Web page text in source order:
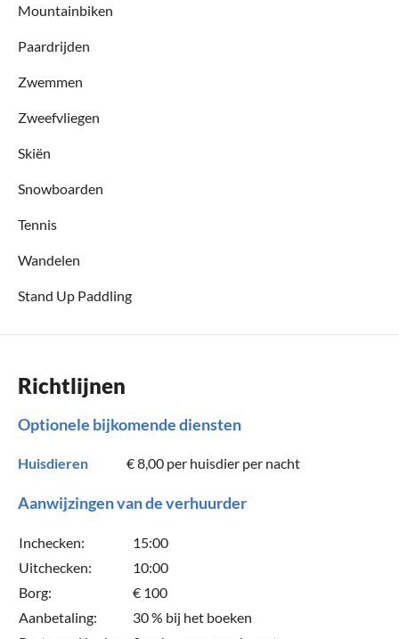
Mountainbiken
Paardrijden
Zwemmen
Zweefvliegen
Skiën
Snowboarden
Tennis
Wandelen
Stand Up Paddling
Richtlijnen
Optionele bijkomende diensten
Huisdieren € 8,00 per huisdier per nacht
Aanwijzingen van de verhuurder
Inchecken:
15:00
Uitchecken:
10:00
Borg:
€ 100
Aanbetaling:
30 % bij het boeken